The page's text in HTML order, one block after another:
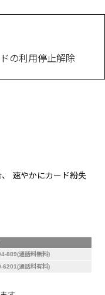
の利用停止解除
速やかにカード紛失
889(通話料無料)
6201(通話料有料)